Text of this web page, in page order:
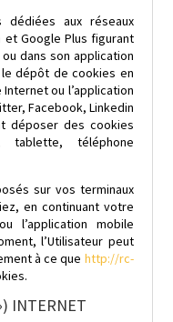
aux réseaux
et Google Plus figurant
ou dans son application
dépôt de cookies en
ou l’application
Facebook, Linkedin
déposer des cookies
tablette, téléphone
sur vos terminaux
en continuant votre
l’application mobile
l’Utilisateur peut
à ce que http://rc-
INTERNET